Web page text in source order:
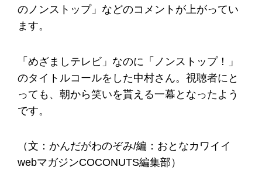
のノンストップ」などのコメントが上がってい
ます。
「めざましテレビ」なのに「ノンストップ！」
のタイトルコールをした中村さん。視聴者にと
っても、朝から笑いを貰える一幕となったよう
です。
（文：かんだがわのぞみ/編：おとなカワイイ
webマガジンCOCONUTS編集部）